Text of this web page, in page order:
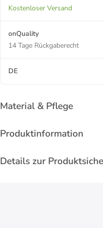
Kostenloser Versand
onQuality
14 Tage Rückgaberecht
DE
Material & Pflege
Produktinformation
Details zur